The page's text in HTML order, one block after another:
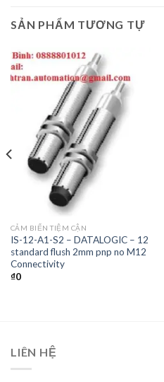
SẢN PHẨM TƯƠNG TỰ
CẢM BIẾN TIỆM CẬN
IS-12-A1-S2 – DATALOGIC – 12
standard flush 2mm pnp no M12
Connectivity
₫0
LIÊN HỆ